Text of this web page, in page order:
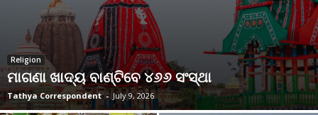
Religion
ମାଗଣା ଖାଦ୍ୟ ବାଣ୍ଟିବେ ୪୬୬ ସଂସ୍ଥା
Tathya Correspondent - July 9, 2026